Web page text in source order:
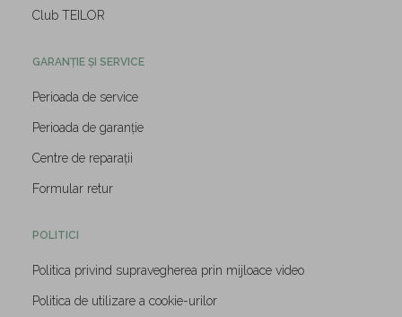
Club TEILOR
GARANȚIE ȘI SERVICE
Perioada de service
Perioada de garanție
Centre de reparații
Formular retur
POLITICI
Politica privind supravegherea prin mijloace video
Politica de utilizare a cookie-urilor